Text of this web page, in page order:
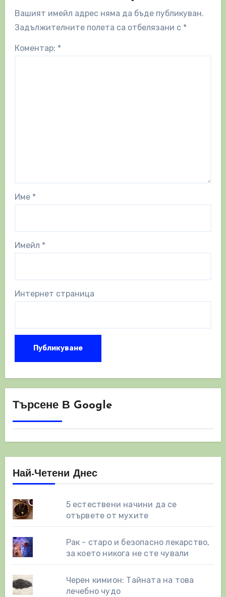
Вашият имейл адрес няма да бъде публикуван.
Задължителните полета са отбелязани с *
Коментар: *
Име *
Имейл *
Интернет страница
Търсене В Google
Най-Четени Днес
5 естествени начини да се
отървете от мухите
Рак - старо и безопасно лекарство,
за което никога не сте чували
Черен кимион: Тайната на това
лечебно чудо